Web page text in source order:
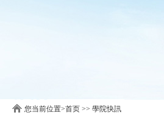
您当前位置>首页 >> 學院快訊